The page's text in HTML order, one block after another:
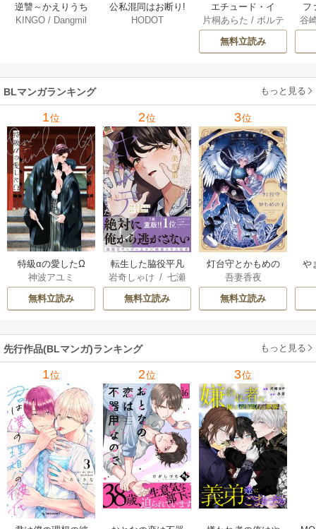
逆讐～かえりうち
～【タテヨミ】 36
KINGO / Dangmil
公私混同はお断り!
【タテヨミ】 67巻
HODOT
エチュード・イ
ン・ザ・ルーム[Blu
Mellow] 7巻
片桐あらた / ボルテ
ージ
無料立読み
フ
～
ア
谷
BLマンガランキング もっと見る
1位
特級αの愛したΩ
神波アユミ
無料立読み
2位
転生した脇役平凡
な僕は、美形第二
王子をヤンデレに
してしまった【シ
岩奇しゃけ /七瀬
おむ
無料立読み
3位
灯台守とかもめの
子
吾妻香夜
無料立読み
や
先行作品(BLマンガ)ランキング もっと見る
1位 2位 3位